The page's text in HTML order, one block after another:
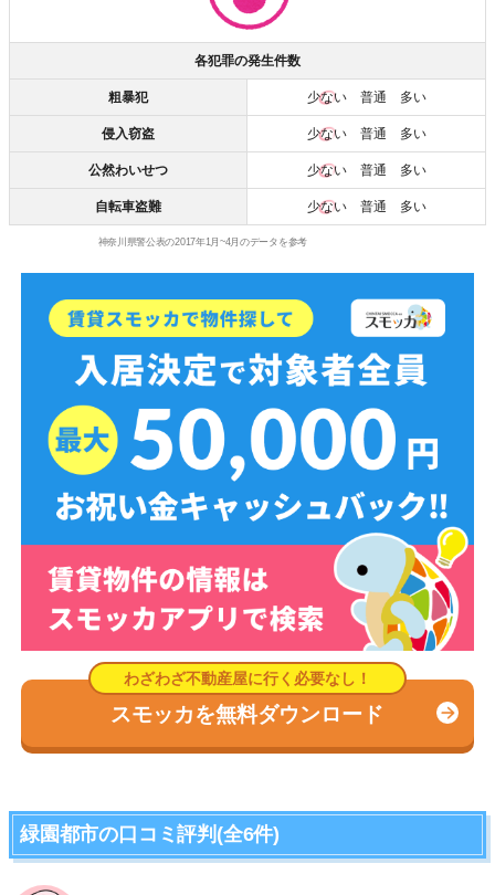
各犯罪の発生件数
粗暴犯 少ない普通 多い
侵入窃盗 少ない普通 多い
公然わいせつ 少ない普通 多い
自転車盗難 少ない普通 多い
神奈川県警公表の2017年1月~4月のデータを参考
スモッカを無料ダウンロード
緑園都市の口コミ評判(全6件)